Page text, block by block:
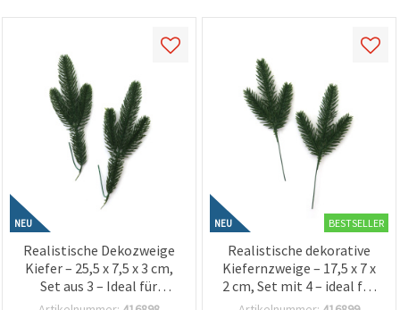
NEU
Realistische Dekozweige
Kiefer – 25,5 x 7,5 x 3 cm,
Set aus 3 – Ideal für
Weihnachtsdeko, Basteln
NEU BESTSELLER
Realistische dekorative
Kiefernzweige – 17,5 x 7 x
2 cm, Set mit 4 – ideal für
festliche Gestecke &